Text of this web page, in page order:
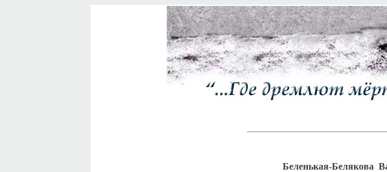
Беленькая-Белякова